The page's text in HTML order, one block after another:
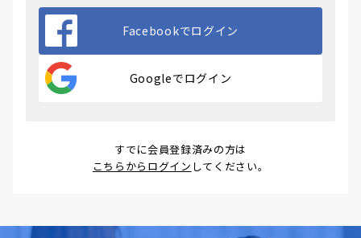
Facebookでログイン
Googleでログイン
すでに会員登録済みの方は
こちらからログイン してください。